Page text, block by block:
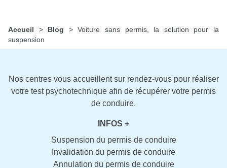
Accueil > Blog >Voiture sans permis, la solution pour la
suspension
Nos centres vous accueillent sur rendez-vous pour réaliser
votre test psychotechnique afin de récupérer votre permis
de conduire.
INFOS +
Suspension du permis de conduire
Invalidation du permis de conduire
Annulation du permis de conduire